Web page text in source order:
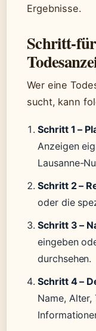
Ergebnisse.
Schritt-
Wer eine
sucht, kann
Schritt 1 –
Anzeigen
Lausanne-
Schritt 2 –
oder die
Schritt 3 –
eingeben
durchsehen.
Schritt 4 –
Name,